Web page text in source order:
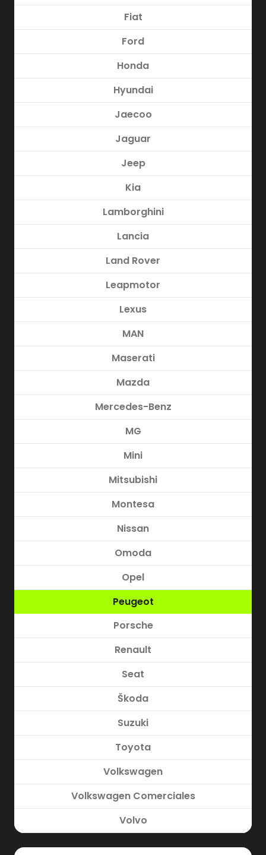
Fiat
Ford
Honda
Hyundai
Jaecoo
Jaguar
Jeep
Kia
Lamborghini
Lancia
Land Rover
Leapmotor
Lexus
MAN
Maserati
Mazda
Mercedes-Benz
MG
Mini
Mitsubishi
Montesa
Nissan
Omoda
Opel
Peugeot
Porsche
Renault
Seat
Škoda
Suzuki
Toyota
Volkswagen
Volkswagen Comerciales
Volvo